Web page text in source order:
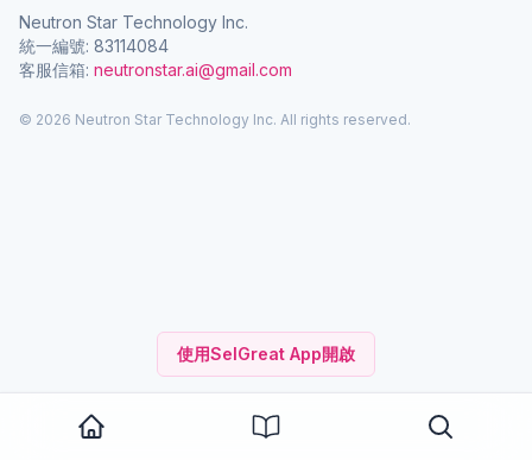
使用SelGreat App開啟
Neutron Star Technology Inc.
統一編號: 83114084
客服信箱: neutronstar.ai@gmail.com
© 2026 Neutron Star Technology Inc. All rights reserved.